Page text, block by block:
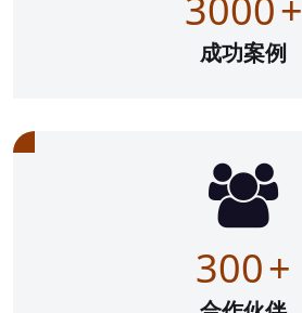
成功案例
300+